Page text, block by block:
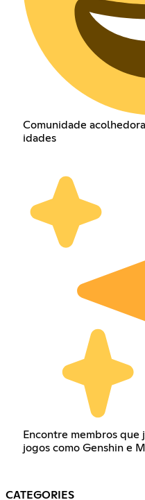
Comunidade
idades
Encontre membros que
jogos como Genshin e
CATEGORIES